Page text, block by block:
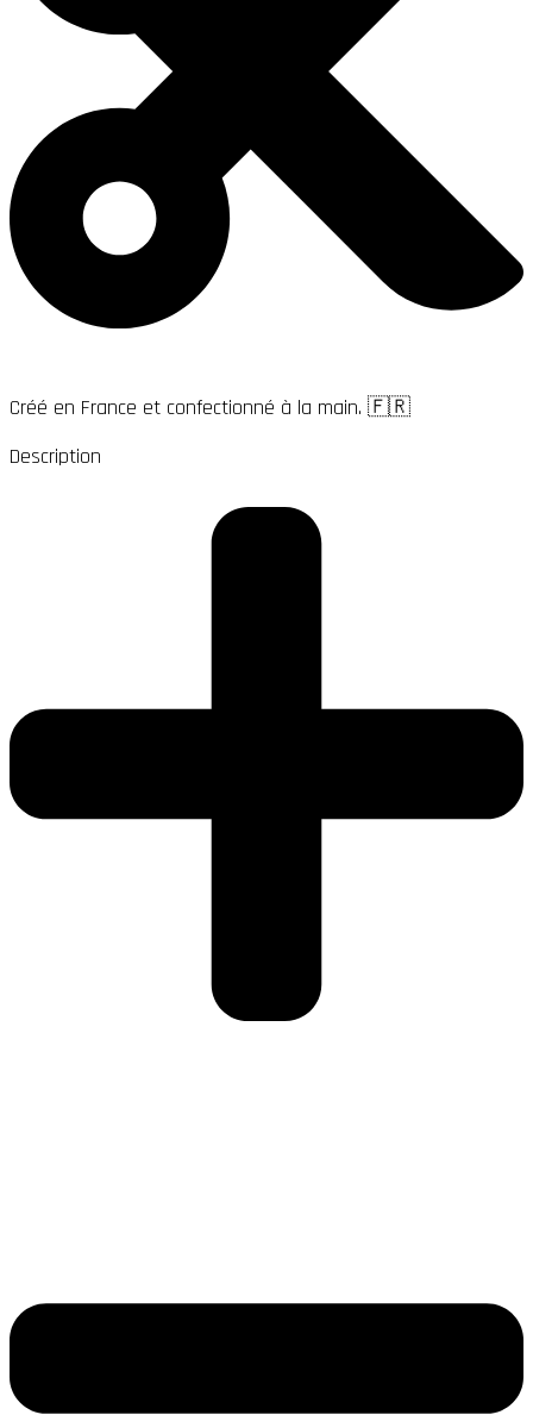
Créé en France et confectionné à la main. 🇫🇷
Description